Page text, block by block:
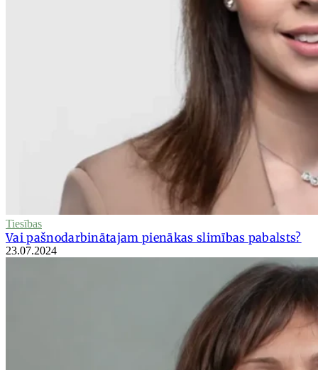
Tiesības
Vai pašnodarbinātajam pienākas slimības pabalsts?
23.07.2024